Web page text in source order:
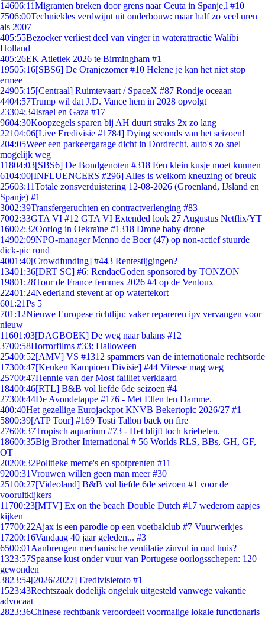
14606:11Migranten breken door grens naar Ceuta in Spanje,l #10
7506:00Techniekles verdwijnt uit onderbouw: maar half zo veel uren
als 2007
405:55Bezoeker verliest deel van vinger in waterattractie Walibi
Holland
405:26EK Atletiek 2026 te Birmingham #1
19505:16[SBS6] De Oranjezomer #10 Helene je kan het niet stop
ermee
24905:15[Centraal] Ruimtevaart / SpaceX #87 Rondje oceaan
4404:57Trump wil dat J.D. Vance hem in 2028 opvolgt
23304:34Israel en Gaza #17
9604:30Koopzegels sparen bij AH duurt straks 2x zo lang
22104:06[Live Eredivisie #1784] Dying seconds van het seizoen!
204:05Weer een parkeergarage dicht in Dordrecht, auto's zo snel
mogelijk weg
11804:03[SBS6] De Bondgenoten #318 Een klein kusje moet kunnen
6104:00[INFLUENCERS #296] Alles is welkom kneuzing of breuk
25603:11Totale zonsverduistering 12-08-2026 (Groenland, IJsland en
Spanje) #1
3002:39Transfergeruchten en contractverlenging #83
7002:33GTA VI #12 GTA VI Extended look 27 Augustus Netflix/YT
16002:32Oorlog in Oekraïne #1318 Drone baby drone
14902:09NPO-manager Menno de Boer (47) op non-actief stuurde
dick-pic rond
4001:40[Crowdfunding] #443 Rentestijgingen?
13401:36[DRT SC] #6: RendacGoden sponsored by TONZON
19801:28Tour de France femmes 2026 #4 op de Ventoux
22401:24Nederland stevent af op watertekort
601:21Ps 5
701:12Nieuwe Europese richtlijn: vaker repareren ipv vervangen voor
nieuw
11601:03[DAGBOEK] De weg naar balans #12
3700:58Horrorfilms #33: Halloween
25400:52[AMV] VS #1312 spammers van de internationale rechtsorde
17300:47[Keuken Kampioen Divisie] #44 Vitesse mag weg
25700:47Hennie van der Most failliet verklaard
18400:46[RTL] B&B vol liefde 6de seizoen #4
27300:44De Avondetappe #176 - Met Ellen ten Damme.
400:40Het gezellige Eurojackpot KNVB Bekertopic 2026/27 #1
5800:39[ATP Tour] #169 Tosti Tallon back on fire
27600:37Tropisch aquarium #73 - Het blijft toch kriebelen.
18600:35Big Brother International # 56 Worlds RLS, BBs, GH, GF,
OT
20200:32Politieke meme's en spotprenten #11
9200:31Vrouwen willen geen man meer #30
25100:27[Videoland] B&B vol liefde 6de seizoen #1 voor de
vooruitkijkers
11700:23[MTV] Ex on the beach Double Dutch #17 wederom aapjes
kijken
17700:22Ajax is een parodie op een voetbalclub #7 Vuurwerkjes
17200:16Vandaag 40 jaar geleden... #3
6500:01 Aanbrengen mechanische ventilatie zinvol in oud huis?
1323:57Spaanse kust onder vuur van Portugese oorlogsschepen: 120
gewonden
3823:54[2026/2027] Eredivisietoto #1
1523:43Rechtszaak dodelijk ongeluk uitgesteld vanwege vakantie
advocaat
2823:36Chinese rechtbank veroordeelt voormalige lokale functionaris